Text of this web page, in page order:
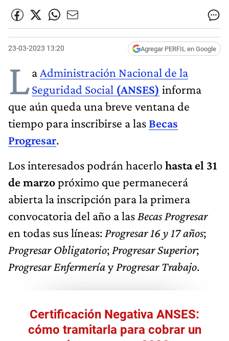
23-03-2023 13:20 Agregar PERFIL en Google
La Administración Nacional de la
Seguridad Social (ANSES) informa
que aún queda una breve ventana de
tiempo para inscribirse a las Becas
Progresar.
Los interesados podrán hacerlo hasta el 31
de marzopróximo que permanecerá
abierta la inscripción para la primera
convocatoria del año a las Becas Progresar
en todas sus líneas: Progresar 16 y 17 años;
Progresar Obligatorio; Progresar Superior;
Progresar EnfermeríayProgresar Trabajo.
Certificación Negativa ANSES:
cómo tramitarla para cobrar un